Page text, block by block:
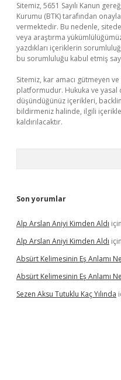
Sitemiz, 5651 Sayılı Kanun
Kurumu (BTK) tarafından
vermektedir. Bu nedenle,
veya araştırma
yazdıkları içeriklerin
bu sorumluluğu kabul etmiş
Sitemiz, kar amacı gütmeyen
platformudur. Hukuka ve yasal
düşündüğünüz içerikleri,
bildirmeniz halinde, ilgili
kaldırılacaktır.
Son yorumlar
Alp Arslan Aniyi Kimden Aldı için
Alp Arslan Aniyi Kimden Aldı için
Absürt Kelimesinin Eş Anlamı
Absürt Kelimesinin Eş Anlamı
Sezen Aksu Tutuklu Kaç Yılında